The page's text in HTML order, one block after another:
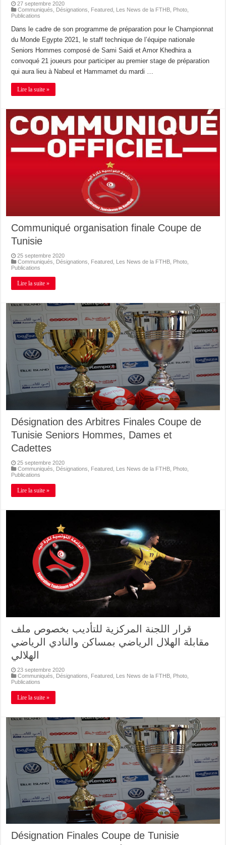
27 septembre 2020
Communiqués, Désignations, Featured, Les News de la FTHB, Photo,
Publications
Dans le cadre de son programme de préparation pour le Championnat
du Monde Egypte 2021, le staff technique de l’équipe nationale
Seniors Hommes composé de Sami Saidi et Amor Khedhira a
convoqué 21 joueurs pour participer au premier stage de préparation
qui aura lieu à Nabeul et Hammamet du mardi …
Lire la suite »
Communiqué organisation finale Coupe de
Tunisie
25 septembre 2020
Communiqués
Désignations Featured Les News de la FTHB Photo
Publications
Lire la suite »
Désignation des Arbitres Finales Coupe de
Tunisie Seniors Hommes, Dames et
Cadettes
25 septembre 2020
Communiqués
Désignations Featured Les News de la FTHB Photo
Publications
Lire la suite »
قرار اللجنة المركزية للتأديب بخصوص ملف
مقابلة الهلال الرياضي بمساكن والنادي الرياضي
الهلالي
23 septembre 2020
Communiqués
Désignations Featured Les News de la FTHB Photo
Publications
Lire la suite »
Désignation Finales Coupe de Tunisie